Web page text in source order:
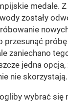
medale.
zostały
przesunąć
zaniechano
jedna
nie skorzystają.
wybrać się